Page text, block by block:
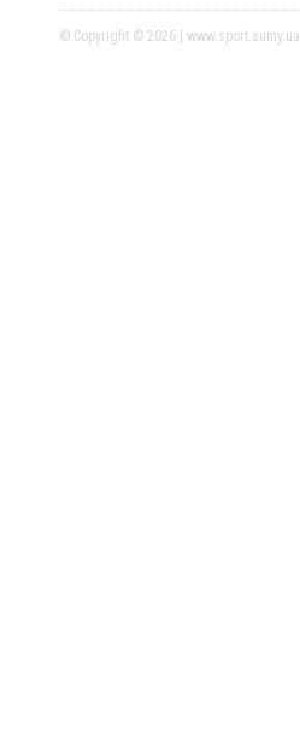
© Copyright © 2026 | www.sport.sumy.ua